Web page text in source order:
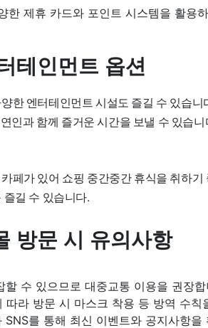
한 제휴 카드와 포인트 시스템을 활용
테인먼트 옵션
한 엔터테인먼트 시설도 즐길 수 있습
인과 함께 즐거운 시간을 보낼 수 있습니
페가 있어 쇼핑 중간중간 휴식을 취하
길 수 있습니다.
방문 시 유의사항
할 수 있으므로 대중교통 이용을 권장합
따라 방문 시 마스크 착용 등 방역 수칙
SNS를 통해 최신 이벤트와 공지사항을